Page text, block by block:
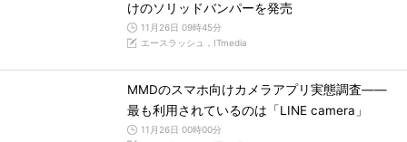
けのソリッドバンパーを発売
11月26日 09時45分
エースラッシュ，ITmedia
MMDのスマホ向けカメラアプリ実態調査――
最も利用されているのは「LINE camera」
11月26日 00時00分